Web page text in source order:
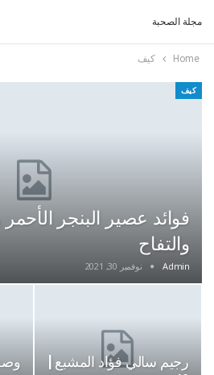
مجلة الصحبة
Home كيف
كيف
فوائد عصير البنجر الأحمر
والتفاح
Admin نوفمبر 30, 2021
رجيم سالي فؤاد المشبع |